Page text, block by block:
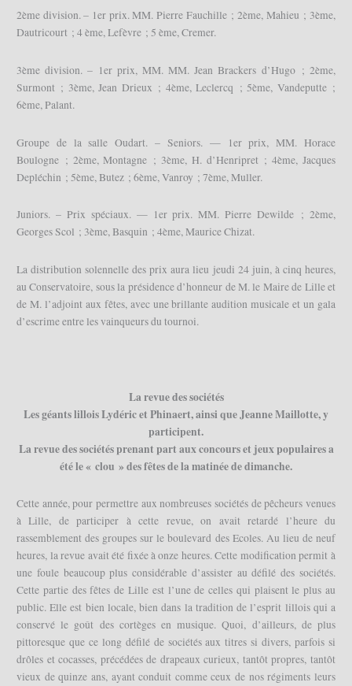
2ème division. – 1er prix. MM. Pierre Fauchille ; 2ème, Mahieu ; 3ème,
Dautricourt ; 4 ème, Lefèvre ; 5 ème, Cremer.
3ème division. – 1er prix, MM. MM. Jean Brackers d’Hugo ; 2ème,
Surmont ; 3ème, Jean Drieux ; 4ème, Leclercq ; 5ème, Vandeputte ;
6ème, Palant.
Groupe de la salle Oudart. – Seniors. — 1er prix, MM. Horace
Boulogne ; 2ème, Montagne ; 3ème, H. d’Henripret ; 4ème, Jacques
Depléchin ; 5ème, Butez ; 6ème, Vanroy ; 7ème, Muller.
Juniors. – Prix spéciaux. — 1er prix. MM. Pierre Dewilde ; 2ème,
Georges Scol ; 3ème, Basquin ; 4ème, Maurice Chizat.
La distribution solennelle des prix aura lieu jeudi 24 juin, à cinq heures,
au Conservatoire, sous la présidence d’honneur de M. le Maire de Lille et
de M. l’adjoint aux fêtes, avec une brillante audition musicale et un gala
d’escrime entre les vainqueurs du tournoi.
La revue des sociétés
Les géants lillois Lydéric et Phinaert, ainsi que Jeanne Maillotte, y
participent.
La revue des sociétés prenant part aux concours et jeux populaires a
été le « clou » des fêtes de la matinée de dimanche.
Cette année, pour permettre aux nombreuses sociétés de pêcheurs venues
à Lille, de participer à cette revue, on avait retardé l’heure du
rassemblement des groupes sur le boulevard des Ecoles. Au lieu de neuf
heures, la revue avait été fixée à onze heures. Cette modification permit à
une foule beaucoup plus considérable d’assister au défilé des sociétés.
Cette partie des fêtes de Lille est l’une de celles qui plaisent le plus au
public. Elle est bien locale, bien dans la tradition de l’esprit lillois qui a
conservé le goût des cortèges en musique. Quoi, d’ailleurs, de plus
pittoresque que ce long défilé de sociétés aux titres si divers, parfois si
drôles et cocasses, précédées de drapeaux curieux, tantôt propres, tantôt
vieux de quinze ans, ayant conduit comme ceux de nos régiments leurs